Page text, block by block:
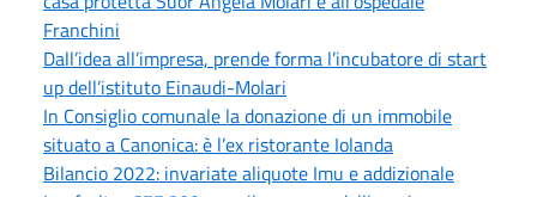
Franchini
Dall’idea all’impresa, prende forma l’incubatore di start
up dell’istituto Einaudi-Molari
In Consiglio comunale la donazione di un immobile
situato a Canonica: è l’ex ristorante Iolanda
Bilancio 2022: invariate aliquote Imu e addizionale